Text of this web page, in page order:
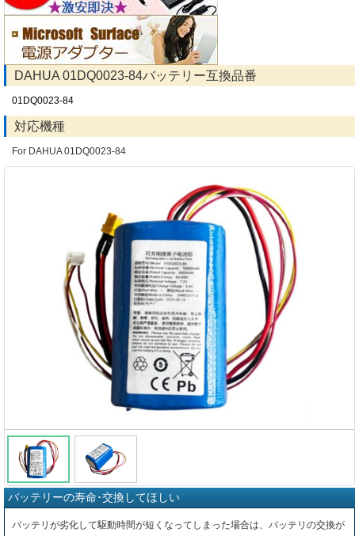
DAHUA 01DQ0023-84バッテリー互換品番
01DQ0023-84
対応機種
For DAHUA 01DQ0023-84
バッテリーの寿命･交換してほしい
バッテリが劣化して駆動時間が短くなってしまった場合は、バッテリの交換が